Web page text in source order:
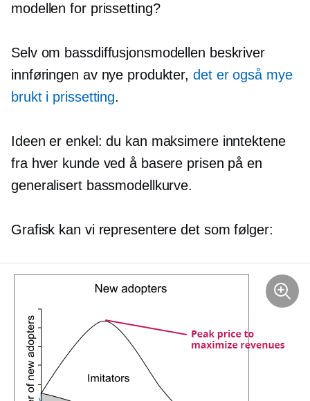
modellen for prissetting?
Selv om bassdiffusjonsmodellen beskriver
innføringen av nye produkter, det er også mye
brukt i prissetting.
Ideen er enkel: du kan maksimere inntektene
fra hver kunde ved å basere prisen på en
generalisert bassmodellkurve.
Grafisk kan vi representere det som følger: